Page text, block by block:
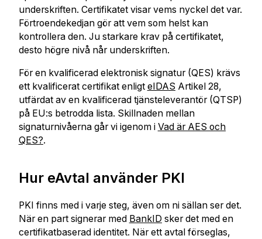
underskriften. Certifikatet visar vems nyckel det var.
Förtroendekedjan gör att vem som helst kan
kontrollera den. Ju starkare krav på certifikatet,
desto högre nivå når underskriften.
För en kvalificerad elektronisk signatur (QES) krävs
ett kvalificerat certifikat enligt eIDAS Artikel 28,
utfärdat av en kvalificerad tjänsteleverantör (QTSP)
på EU:s betrodda lista. Skillnaden mellan
signaturnivåerna går vi igenom i Vad är AES och
QES?.
Hur eAvtal använder PKI
PKI finns med i varje steg, även om ni sällan ser det.
När en part signerar med BankID sker det med en
certifikatbaserad identitet. När ett avtal förseglas,